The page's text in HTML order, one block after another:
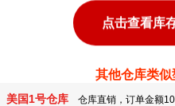
点击查看库
其他仓库类
美国1号仓库 仓库直销，订单金额